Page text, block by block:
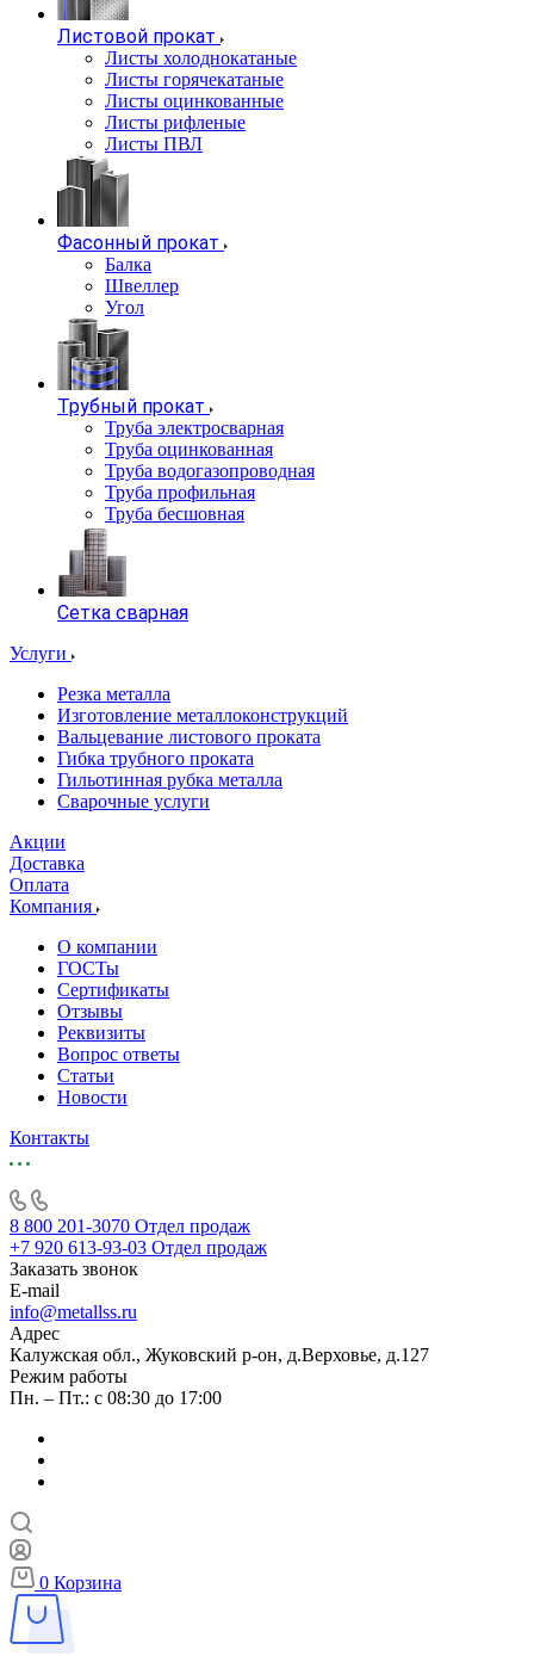
Листовой прокат
Листы холоднокатаные
Листы горячекатаные
Листы оцинкованные
Листы рифленые
Листы ПВЛ
Фасонный прокат
Балка
Швеллер
Угол
Трубный прокат
Труба электросварная
Труба оцинкованная
Труба водогазопроводная
Труба профильная
Труба бесшовная
Сетка сварная
Услуги
Резка металла
Изготовление металлоконструкций
Вальцевание листового проката
Гибка трубного проката
Гильотинная рубка металла
Сварочные услуги
Акции
Доставка
Оплата
Компания
О компании
ГОСТы
Сертификаты
Отзывы
Реквизиты
Вопрос ответы
Статьи
Новости
Контакты
8 800 201-3070 Отдел продаж
+7 920 613-93-03 Отдел продаж
Заказать звонок
E-mail
info@metallss.ru
Адрес
Калужская обл., Жуковский р-он, д.Верховье, д.127
Режим работы
Пн. – Пт.: с 08:30 до 17:00
0 Корзина